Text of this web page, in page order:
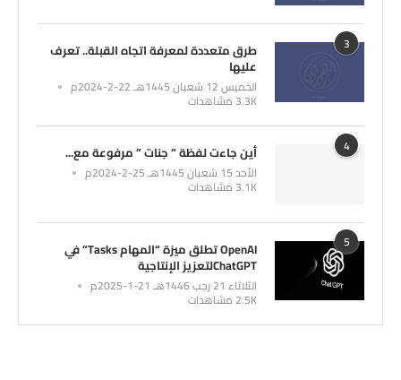
3 طرق متعددة لمعرفة اتجاه القبلة.. تعرف
عليها
الخميس 12 شعبان 1445هـ 22-2-2024م
3.3K مشاهدات
4 أين جاءت لفظة ” جنات ” مرفوعة مع...
الأحد 15 شعبان 1445هـ 25-2-2024م
3.1K مشاهدات
5 OpenAI تطلق ميزة “المهام Tasks” في
ChatGPTلتعزيز الإنتاجية
الثلاثاء 21 رجب 1446هـ 21-1-2025م
2.5K مشاهدات